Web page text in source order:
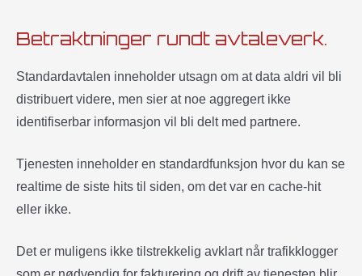
Betraktninger rundt avtaleverk.
Standardavtalen inneholder utsagn om at data aldri vil bli
distribuert videre, men sier at noe aggregert ikke
identifiserbar informasjon vil bli delt med partnere.
Tjenesten inneholder en standardfunksjon hvor du kan se
realtime de siste hits til siden, om det var en cache-hit
eller ikke.
Det er muligens ikke tilstrekkelig avklart når trafikklogger